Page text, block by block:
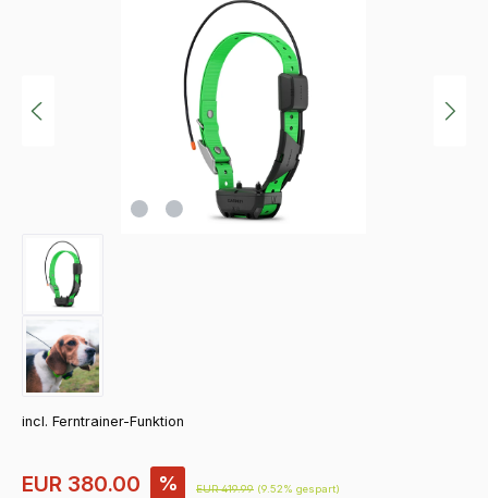
incl. Ferntrainer-Funktion
Verkaufspreis:
EUR 380.00 % Regulärer Preis:
EUR 419.99 (9.52% gespart)